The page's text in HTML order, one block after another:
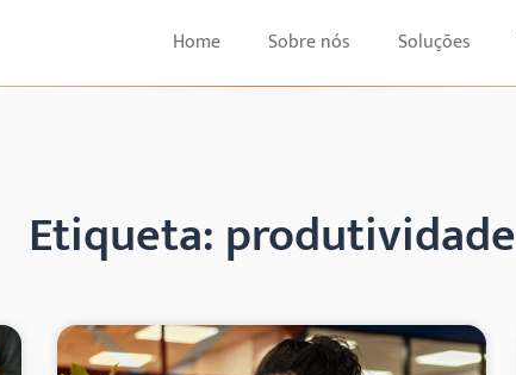
Home Sobre nós Soluções
Etiqueta: produtividade